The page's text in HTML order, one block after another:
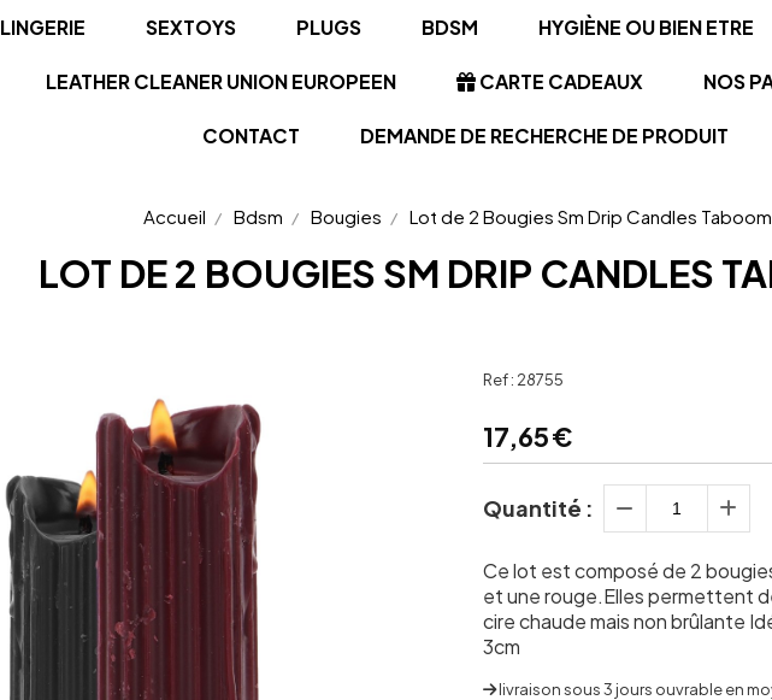
LINGERIE SEXTOYS PLUGS BDSM HYGIÈNE OU BIEN ETRE
LEATHER CLEANER UNION EUROPEEN CARTE CADEAUX NOS
CONTACT DEMANDE DE RECHERCHE DE PRODUIT
Accueil Bdsm Bougies Lot de 2 Bougies Sm Drip Candles Taboom
LOT DE 2 BOUGIES SM DRIP CANDLES
Ref : 28755
17,65€
Quantité :
Ce lot est composé de 2
et une rouge.Elles permettent
cire chaude mais non brûlante
3cm
livraison sous 3 jours ouvrable en